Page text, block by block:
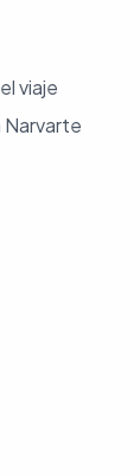
viaje